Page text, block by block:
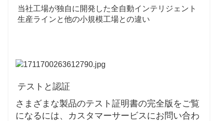
当社工場が独自に開発した全自動インテリジェント
生産ラインと他の小規模工場との違い
テストと認証
さまざまな製品のテスト証明書の完全版をご覧
になるには、カスタマーサービスにお問い合わ